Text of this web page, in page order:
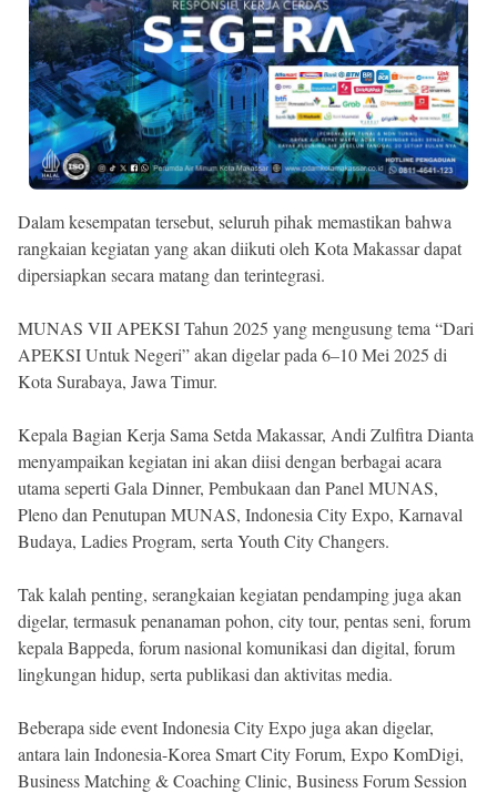
Dalam kesempatan tersebut, seluruh pihak memastikan bahwa
rangkaian kegiatan yang akan diikuti oleh Kota Makassar dapat
dipersiapkan secara matang dan terintegrasi.
MUNAS VII APEKSI Tahun 2025 yang mengusung tema “Dari
APEKSI Untuk Negeri” akan digelar pada 6–10 Mei 2025 di
Kota Surabaya, Jawa Timur.
Kepala Bagian Kerja Sama Setda Makassar, Andi Zulfitra Dianta
menyampaikan kegiatan ini akan diisi dengan berbagai acara
utama seperti Gala Dinner, Pembukaan dan Panel MUNAS,
Pleno dan Penutupan MUNAS, Indonesia City Expo, Karnaval
Budaya, Ladies Program, serta Youth City Changers.
Tak kalah penting, serangkaian kegiatan pendamping juga akan
digelar, termasuk penanaman pohon, city tour, pentas seni, forum
kepala Bappeda, forum nasional komunikasi dan digital, forum
lingkungan hidup, serta publikasi dan aktivitas media.
Beberapa side event Indonesia City Expo juga akan digelar,
antara lain Indonesia-Korea Smart City Forum, Expo KomDigi,
Business Matching & Coaching Clinic, Business Forum Session